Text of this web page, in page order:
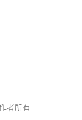
者所有